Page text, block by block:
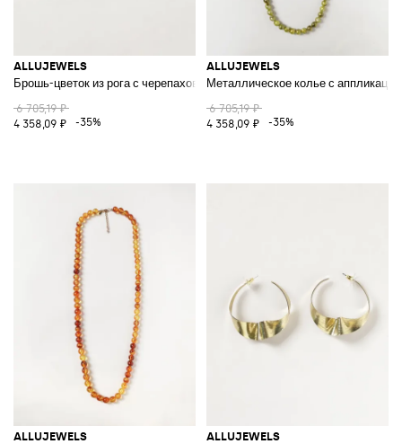
ALLUJEWELS
Брошь-цветок из рога с черепаховым узором и в горошек
6 705,19 ₽
4 358,09 ₽
-35%
ALLUJEWELS
Металлическое колье с
6 705,19 ₽
4 358,09 ₽
-35%
ALLUJEWELS ALLUJEWELS